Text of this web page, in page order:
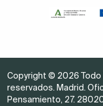
Copyright © 2026 Todo
reservados. Madrid.
Pensamiento, 27.